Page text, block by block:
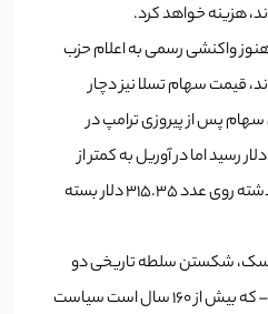
هزینه خواهد کرد.
واکنشی رسمی به اعلام حزب
قیمت سهام تسلا نیز دچار
پس از پیروزی ترامپ در
انتخابات نوامبر، به سقف ۴۸۸ دلار رسید اما در آوریل به کمتر از
نصف سقوط کرد و در هفته گذشته روی عدد ۳۱۵.۳۵ دلار بسته
شکستن سلطه تاریخی دو
حزب دموکرات و جمهوری‌خواه – که بیش از ۱۶۰ سال است سیاست